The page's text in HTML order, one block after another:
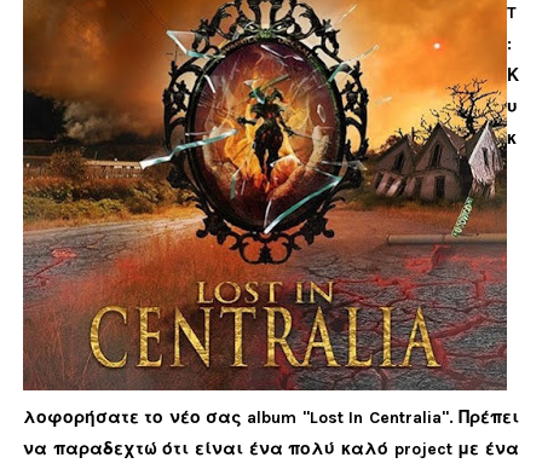
T
:
Κ
υ
κ
λοφορήσατε το νέο σας album "Lost In Centralia". Πρέπει
να παραδεχτώ ότι είναι ένα πολύ καλό project με ένα